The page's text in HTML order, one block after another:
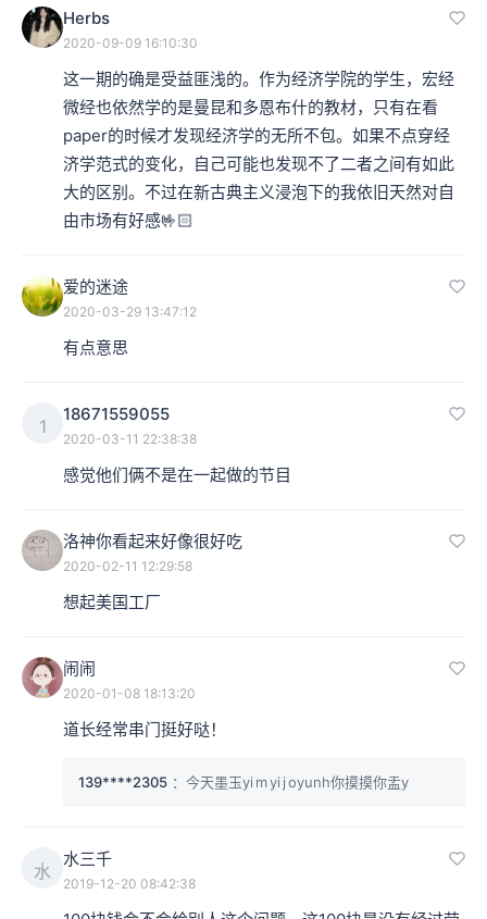
Herbs
2020-09-09 16:10:30
这一期的确是受益匪浅的。作为经济学院的学生，宏经
微经也依然学的是曼昆和多恩布什的教材，只有在看
paper的时候才发现经济学的无所不包。如果不点穿经
济学范式的变化，自己可能也发现不了二者之间有如此
大的区别。不过在新古典主义浸泡下的我依旧天然对自
由市场有好感🤟🏻
爱的迷途
2020-03-29 13:47:12
有点意思
1
18671559055
2020-03-11 22:38:38
感觉他们俩不是在一起做的节目
洛神你看起来好像很好吃
2020-02-11 12:29:58
想起美国工厂
闹闹
2020-01-08 18:13:20
道长经常串门挺好哒！
139****2305 ：今天墨玉yi m yi j oyunh你摸摸你盂y
水
水三千
2019-12-20 08:42:38